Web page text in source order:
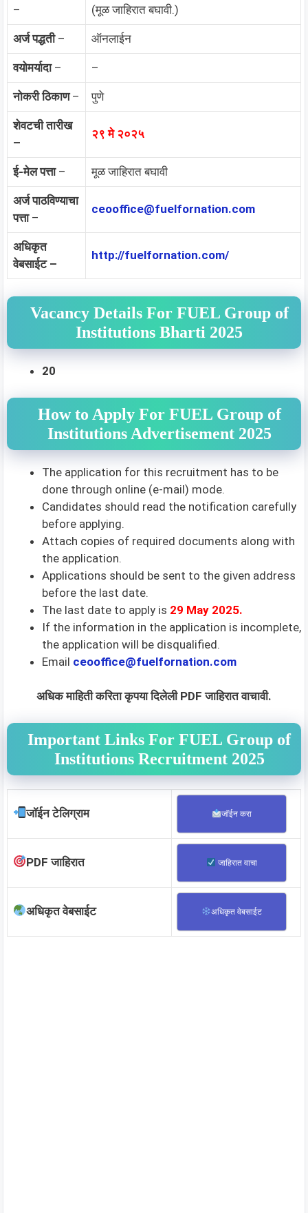
–
(मूळ जाहिरात बघावी.)
अर्ज पद्धती– ऑनलाईन
वयोमर्यादा– –
नोकरी ठिकाण– पुणे
शेवटची तारीख
–
२९ मे २०२५
ई-मेल पत्ता– मूळ जाहिरात बघावी
अर्ज पाठविण्याचा
पत्ता–
ceooffice@fuelfornation.com
अधिकृत
वेबसाईट –
http://fuelfornation.com/
Vacancy Details For FUEL Group of
Institutions Bharti 2025
20
How to Apply For FUEL Group of
Institutions Advertisement 2025
The application for this recruitment has to be
done through online (e-mail) mode.
Candidates should read the notification carefully
before applying.
Attach copies of required documents along with
the application.
Applications should be sent to the given address
before the last date.
The last date to apply is 29 May 2025.
If the information in the application is incomplete,
the application will be disqualified.
Email ceooffice@fuelfornation.com
अधिक माहिती करिता कृपया दिलेली PDF जाहिरात वाचावी.
Important Links For FUEL Group of
Institutions Recruitment 2025
जॉईन टेलिग्राम जॉईन करा
PDF जाहिरात जाहिरात वाचा
अधिकृत वेबसाईट अधिकृत वेबसाईट